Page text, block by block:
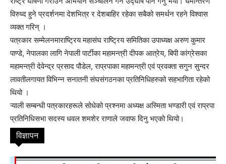
विरुध्द हुने प्रदर्शनमा देशभित्र र देशबाहिर रहेका सबैको समर्थन रहने विश्वास
व्यक्त गरिन् ।
पत्रकार सम्मेलनमाराष्ट्रिय महासंघ राष्ट्रिय समितिका उपाध्यक्ष अरुण कुमार
पाण्डे, नेपालका लागि नेपाली पार्टीका महामन्त्री दीपक आत्रेय, बिपी कांग्रेसका
महामन्त्री देवेन्द्र प्रसाद पौडेल, राप्रपाका महामन्त्री एवं प्रवक्ता सगुन सुन्दर
लावतीलगायत विभिन्न सनातनी संघसंगठनका प्रतिनिधिहरुको सहभागिता रहेको
थियो ।
ऱ्याली सम्बन्धी पत्रकारहरूले सोधेको प्रश्नमा अध्यक्ष अस्मिता भण्डारी एवं राप्रपा
प्रतिनिधिसभा सदस्य धवल शमशेर राणाले जवाफ दिनु भएको थियो।
विज्ञापन